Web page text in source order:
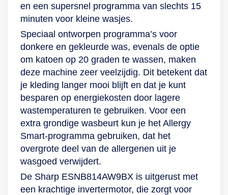
en een supersnel programma van slechts 15
minuten voor kleine wasjes.
Speciaal ontworpen programma’s voor
donkere en gekleurde was, evenals de optie
om katoen op 20 graden te wassen, maken
deze machine zeer veelzijdig. Dit betekent dat
je kleding langer mooi blijft en dat je kunt
besparen op energiekosten door lagere
wastemperaturen te gebruiken. Voor een
extra grondige wasbeurt kun je het Allergy
Smart-programma gebruiken, dat het
overgrote deel van de allergenen uit je
wasgoed verwijdert.
De Sharp ESNB814AW9BX is uitgerust met
een krachtige invertermotor, die zorgt voor